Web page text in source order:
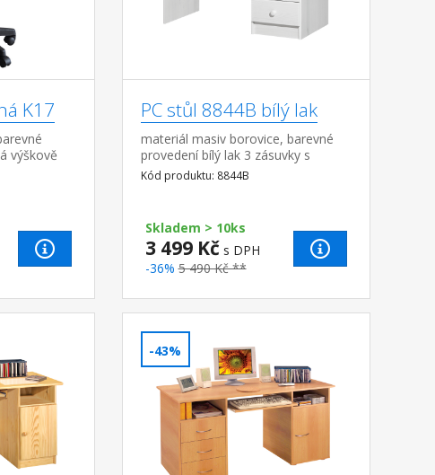
K17
výškově
48 cm
zad,
PC stůl 8844B bílý lak
materiál masiv borovice, barevné
provedení bílý lak 3 zásuvky s
kovovými pojezdy (montáž možná
pouze na pravou stranu) rozměr
Kód produktu: 8844B
Skladem > 10ks
3 499 Kč s DPH
-36% 5 490 Kč **
-43%